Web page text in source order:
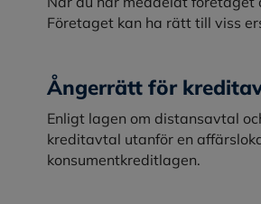
Företaget kan ha rätt till viss
Ångerrätt för
Enligt lagen om distansavtal
kreditavtal utanför en
konsumentkreditlagen.